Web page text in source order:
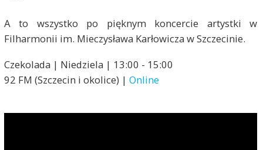
A to wszystko po pięknym koncercie artystki w
Filharmonii im. Mieczysława Karłowicza w Szczecinie.
Czekolada | Niedziela | 13:00 - 15:00
92 FM (Szczecin i okolice) | Online